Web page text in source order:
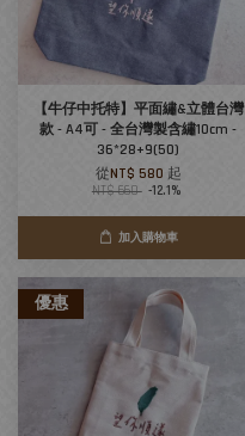
【牛仔中托特】平面繡&立體台灣
款 - A4可 - 全台灣製含繡10cm -
36*28+9(50)
從NT$ 580 起
NT$ 660 -12.1%
加入購物車
優惠